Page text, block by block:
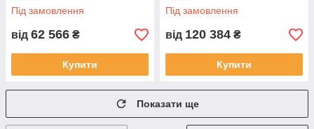
Під замовлення
від 62 566 ₴
Купити
Під замовлення
від 120 384 ₴
Купити
Показати ще